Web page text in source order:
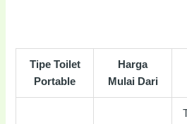
Tipe Toilet
Portable
Harga
Mulai Dari